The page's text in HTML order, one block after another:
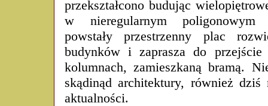
przekształcono budując
w nieregularnym poligonowym
powstały przestrzenny plac
budynków i zaprasza do
kolumnach, zamieszkaną bramą.
skądinąd architektury, również
aktualności.